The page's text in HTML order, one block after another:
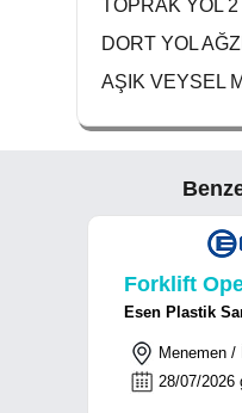
TOPRAK YOL 2
DORT YOL AĞZI
AŞIK VEYSEL
Forklift
Esen Plastik
Menemen /
28/07/2026